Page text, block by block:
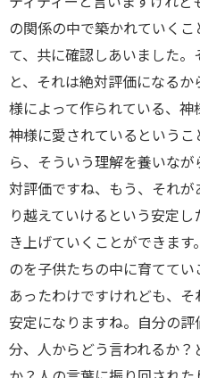
の関係の中で築かれていく
て、共に確認しあいました。
と、それは絶対評価になる
様によって作られている、神
神様に愛されているという
ら、そういう理解を養いな
対評価ですね、もう、それ
り越えていけるという安定
き上げていくことができま
のを子供たちの中に育てて
あったわけですけれども、
安定になりますね。自分の
分、人からどう言われるか